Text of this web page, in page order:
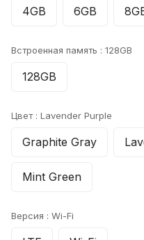
4GB 6GB
Встроенная память : 128GB
128GB
Цвет : Lavender Purple
Graphite Gray
Mint Green
Версия : Wi-Fi